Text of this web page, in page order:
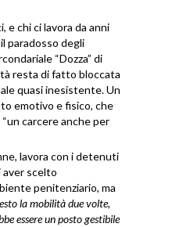
e chi ci lavora da anni
paradosso degli
“Dozza” di
resta di fatto bloccata
quasi inesistente. Un
emotivo e fisico, che
carcere anche per
lavora con i detenuti
aver scelto
penitenziario, ma
la mobilità due volte,
essere un posto gestibile